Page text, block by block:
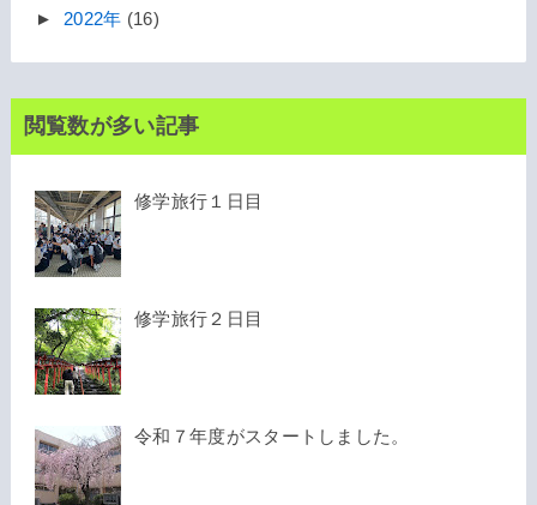
► 2022年 (16)
閲覧数が多い記事
修学旅行１日目
修学旅行２日目
令和７年度がスタートしました。